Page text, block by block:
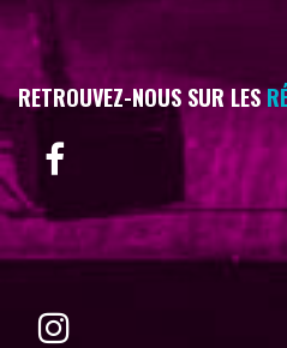
RETROUVEZ-NOUS SUR LES